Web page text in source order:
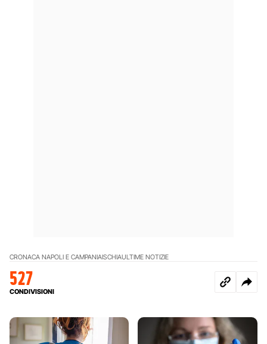
CRONACA NAPOLI E CAMPANIAISCHIAULTIME NOTIZIE
527
CONDIVISIONI